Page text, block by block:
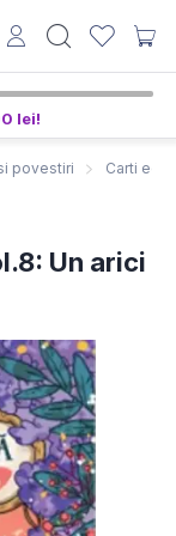
lei!
povestiri Carti
Un arici